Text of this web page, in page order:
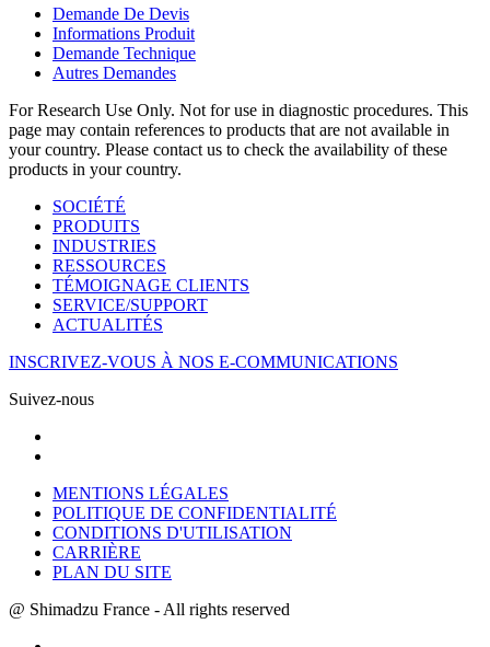
Demande De Devis
Informations Produit
Demande Technique
Autres Demandes
For Research Use Only. Not for use in diagnostic procedures. This
page may contain references to products that are not available in
your country. Please contact us to check the availability of these
products in your country.
SOCIÉTÉ
PRODUITS
INDUSTRIES
RESSOURCES
TÉMOIGNAGE CLIENTS
SERVICE/SUPPORT
ACTUALITÉS
INSCRIVEZ-VOUS À NOS E-COMMUNICATIONS
Suivez-nous
MENTIONS LÉGALES
POLITIQUE DE CONFIDENTIALITÉ
CONDITIONS D'UTILISATION
CARRIÈRE
PLAN DU SITE
@ Shimadzu France - All rights reserved